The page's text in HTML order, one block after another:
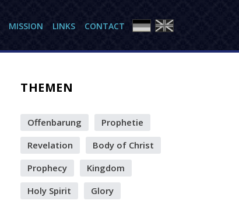
MISSION LINKS CONTACT
THEMEN
Offenbarung
Prophetie
Revelation
Body of Christ
Prophecy
Kingdom
Holy Spirit
Glory